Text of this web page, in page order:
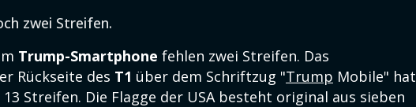
zwei Streifen.
Trump-Smartphone fehlen zwei Streifen. Das
Rückseite des T1 über dem Schriftzug "Trump Mobile" hat
Streifen. Die Flagge der USA besteht original aus sieben